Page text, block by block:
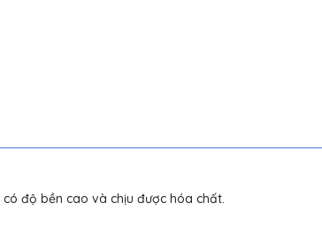
độ bền cao và chịu được hóa chất.